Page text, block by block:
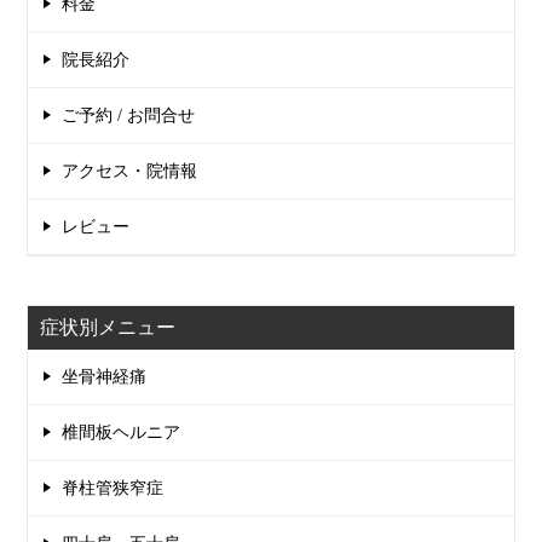
料金
院長紹介
ご予約 / お問合せ
アクセス・院情報
レビュー
症状別メニュー
坐骨神経痛
椎間板ヘルニア
脊柱管狭窄症